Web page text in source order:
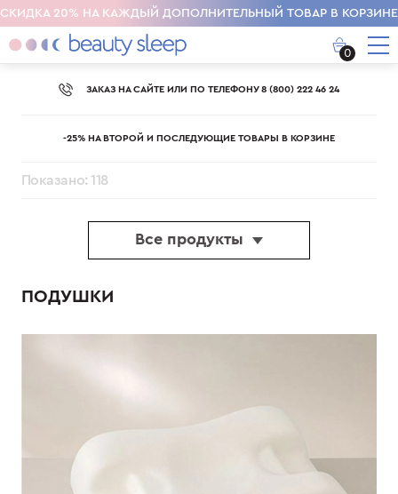
СКИДКА 20% НА КАЖДЫЙ ДОПОЛНИТЕЛЬНЫЙ ТОВАР В КОРЗИНЕ
0
ЗАКАЗ НА САЙТЕ ИЛИ ПО ТЕЛЕФОНУ 8 (800) 222 46 24
-25% НА ВТОРОЙ И ПОСЛЕДУЮЩИЕ ТОВАРЫ В КОРЗИНЕ
Показано: 118
Все продукты
ПОДУШКИ